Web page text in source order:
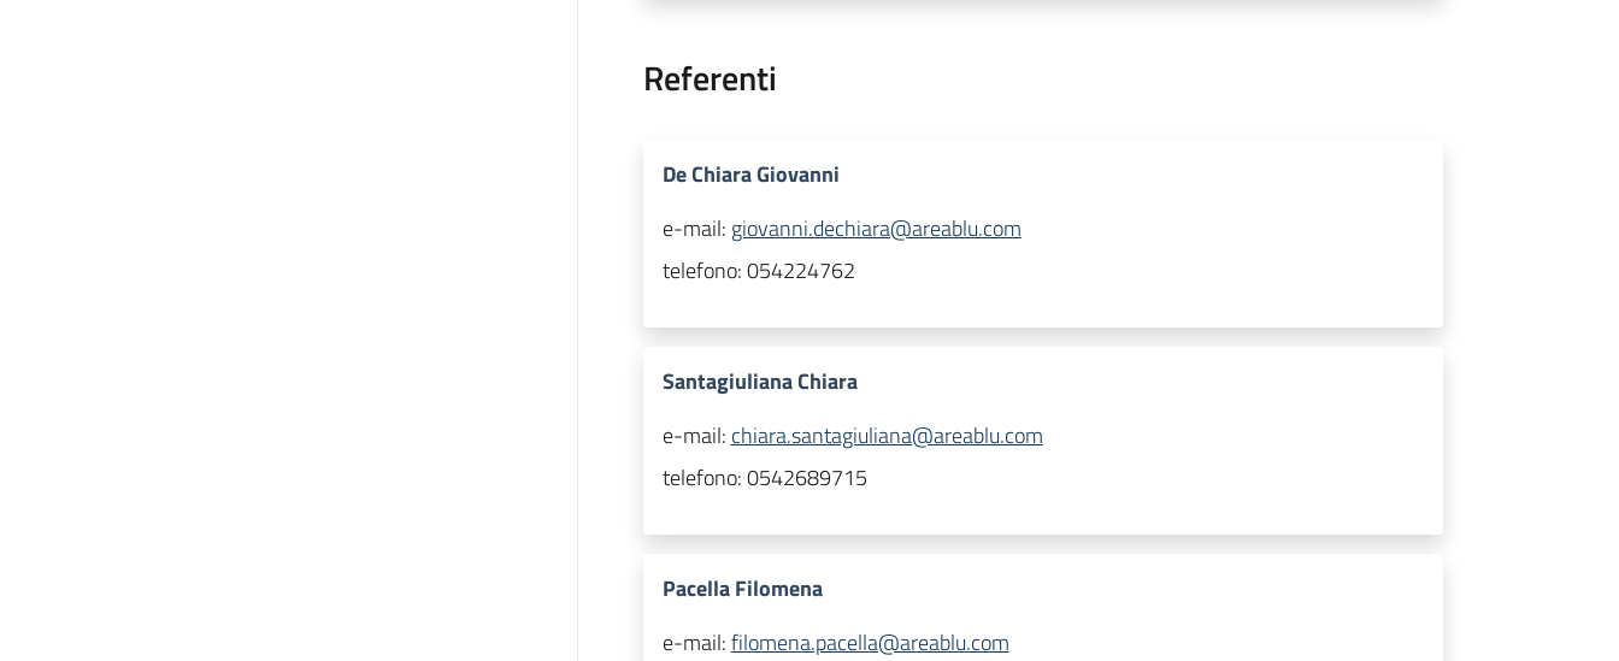
Referenti
De Chiara Giovanni
e-mail: giovanni.dechiara@areablu.com
telefono:054224762
Santagiuliana Chiara
e-mail: chiara.santagiuliana@areablu.com
telefono:0542689715
Pacella Filomena
e-mail:filomena.pacella@areablu.com